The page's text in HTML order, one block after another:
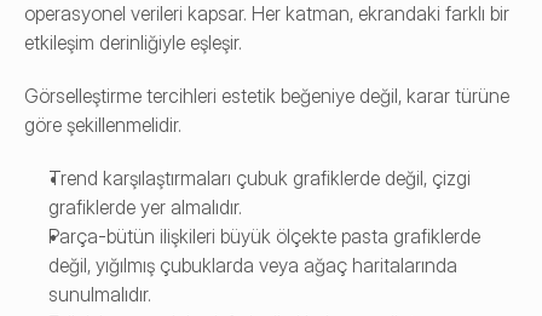
operasyonel verileri kapsar. Her katman, ekrandaki farklı bir
etkileşim derinliğiyle eşleşir.
Görselleştirme tercihleri estetik beğeniye değil, karar türüne
göre şekillenmelidir.
Trend karşılaştırmaları çubuk grafiklerde değil, çizgi
grafiklerde yer almalıdır.
Parça-bütün ilişkileri büyük ölçekte pasta grafiklerde
değil, yığılmış çubuklarda veya ağaç haritalarında
sunulmalıdır.